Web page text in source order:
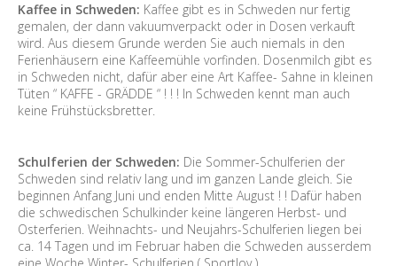
Kaffee in Schweden: Kaffee gibt es in Schweden nur fertig
gemalen, der dann vakuumverpackt oder in Dosen verkauft
wird. Aus diesem Grunde werden Sie auch niemals in den
Ferienhäusern eine Kaffeemühle vorfinden. Dosenmilch gibt es
in Schweden nicht, dafür aber eine Art Kaffee- Sahne in kleinen
Tüten “ KAFFE - GRÄDDE “ ! ! ! In Schweden kennt man auch
keine Frühstücksbretter.
Schulferien der Schweden: Die Sommer-Schulferien der
Schweden sind relativ lang und im ganzen Lande gleich. Sie
beginnen Anfang Juni und enden Mitte August ! ! Dafür haben
die schwedischen Schulkinder keine längeren Herbst- und
Osterferien. Weihnachts- und Neujahrs-Schulferien liegen bei
ca. 14 Tagen und im Februar haben die Schweden ausserdem